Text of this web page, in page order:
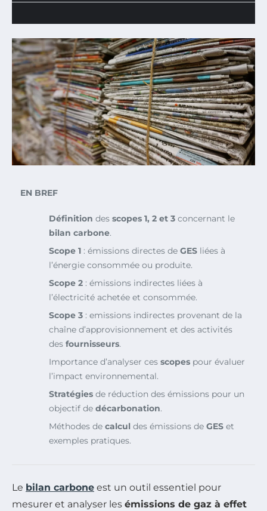
EN BREF
Définition des scopes 1, 2 et 3 concernant le
bilan carbone.
Scope 1 : émissions directes de GES liées à
l’énergie consommée ou produite.
Scope 2 : émissions indirectes liées à
l’électricité achetée et consommée.
Scope 3 : emissions indirectes provenant de la
chaîne d’approvisionnement et des activités
des fournisseurs.
Importance d’analyser ces scopes pour évaluer
l’impact environnemental.
Stratégies de réduction des émissions pour un
objectif de décarbonation.
Méthodes de calcul des émissions de GES et
exemples pratiques.
Le bilan carbone est un outil essentiel pour
mesurer et analyser les émissions de gaz à effet